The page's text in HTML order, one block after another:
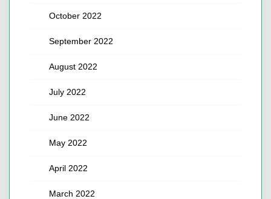
October 2022
September 2022
August 2022
July 2022
June 2022
May 2022
April 2022
March 2022